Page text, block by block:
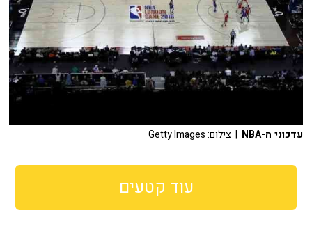
עדכוני ה-NBA | צילום: Getty Images
עוד קטעים